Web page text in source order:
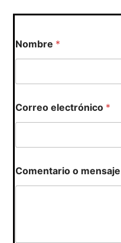
Nombre *
m
e
j
e
o
Correo electrónico *
Comentario o mensaje